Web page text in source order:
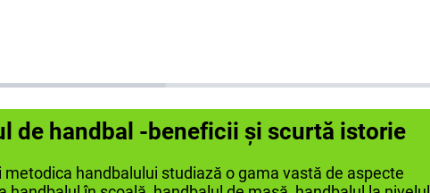
de handbal -beneficii și scurtă istorie
metodica handbalului studiază o gama vastă de aspecte